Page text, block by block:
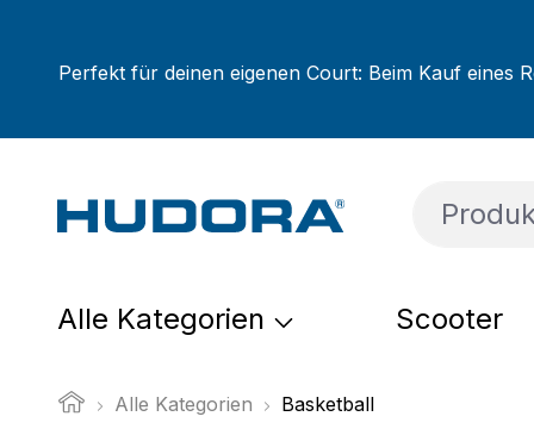
Perfekt für deinen eigenen Court: Beim Kauf eines
Alle Kategorien Scooter
Alle Kategorien Basketball